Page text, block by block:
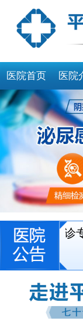
医院首页 医院
通医生就诊